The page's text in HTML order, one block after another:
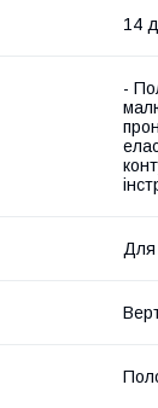
14
-
Для